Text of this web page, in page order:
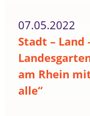
07.05.2022
Stadt – Land
am Rhein
alle“